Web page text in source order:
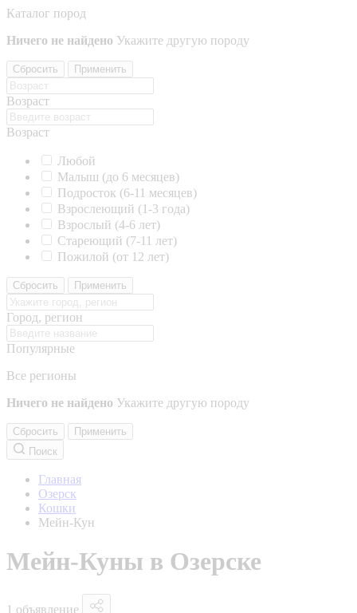
Каталог пород
Ничего не найдено Укажите другую породу
Сбросить Применить
Возраст
Возраст
Любой
Малыш (до 6 месяцев)
Подросток (6-11 месяцев)
Взрослеющий (1-3 года)
Взрослый (4-6 лет)
Стареющий (7-11 лет)
Пожилой (от 12 лет)
Сбросить Применить
Город, регион
Популярные
Все регионы
Ничего не найдено Укажите другую породу
Сбросить
Применить
Поиск
Главная
Озерск
Кошки
Мейн-Кун
Мейн-Куны в Озерске
1 объявление